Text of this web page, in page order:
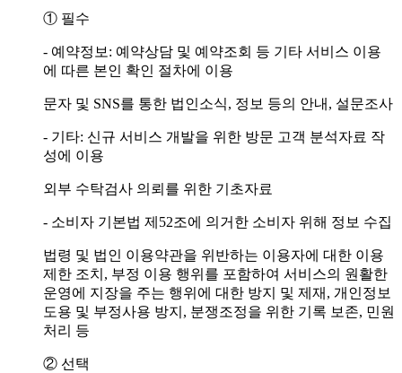
① 필수
- 예약정보: 예약상담 및 예약조회 등 기타 서비스 이용
에 따른 본인 확인 절차에 이용
문자 및 SNS를 통한 법인소식, 정보 등의 안내, 설문조사
- 기타: 신규 서비스 개발을 위한 방문 고객 분석자료 작
성에 이용
외부 수탁검사 의뢰를 위한 기초자료
- 소비자 기본법 제52조에 의거한 소비자 위해 정보 수집
법령 및 법인 이용약관을 위반하는 이용자에 대한 이용
제한 조치, 부정 이용 행위를 포함하여 서비스의 원활한
운영에 지장을 주는 행위에 대한 방지 및 제재, 개인정보
도용 및 부정사용 방지, 분쟁조정을 위한 기록 보존, 민원
처리 등
② 선택